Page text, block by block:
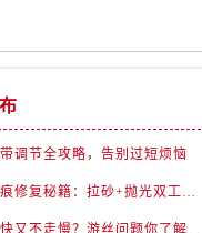
调节全攻略，告别过短烦恼
卡地亚划痕修复秘籍：拉砂+抛光双工艺还原如新